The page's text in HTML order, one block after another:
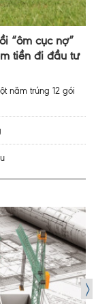
“ôm cục nợ”
tiền đi đầu tư
năm trúng 12 gói